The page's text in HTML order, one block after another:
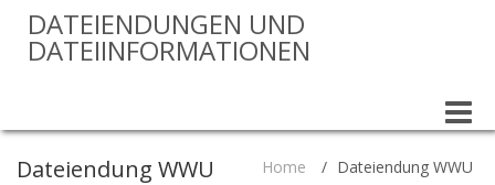
DATEIENDUNGEN UND
DATEIINFORMATIONEN
Toggle
Dateiendung WWU Home / Dateiendung WWU